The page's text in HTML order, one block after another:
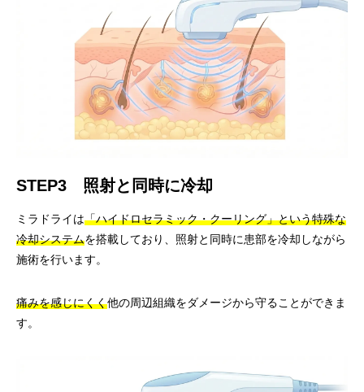
STEP3 照射と同時に冷却
ミラドライは「ハイドロセラミック・クーリング」という特殊な
冷却システムを搭載しており、照射と同時に患部を冷却しながら
施術を行います。
痛みを感じにくく他の周辺組織をダメージから守ることができま
す。